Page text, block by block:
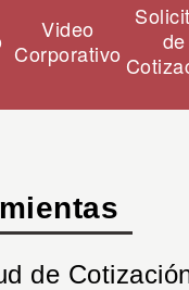
Video
Corporativo
de
de